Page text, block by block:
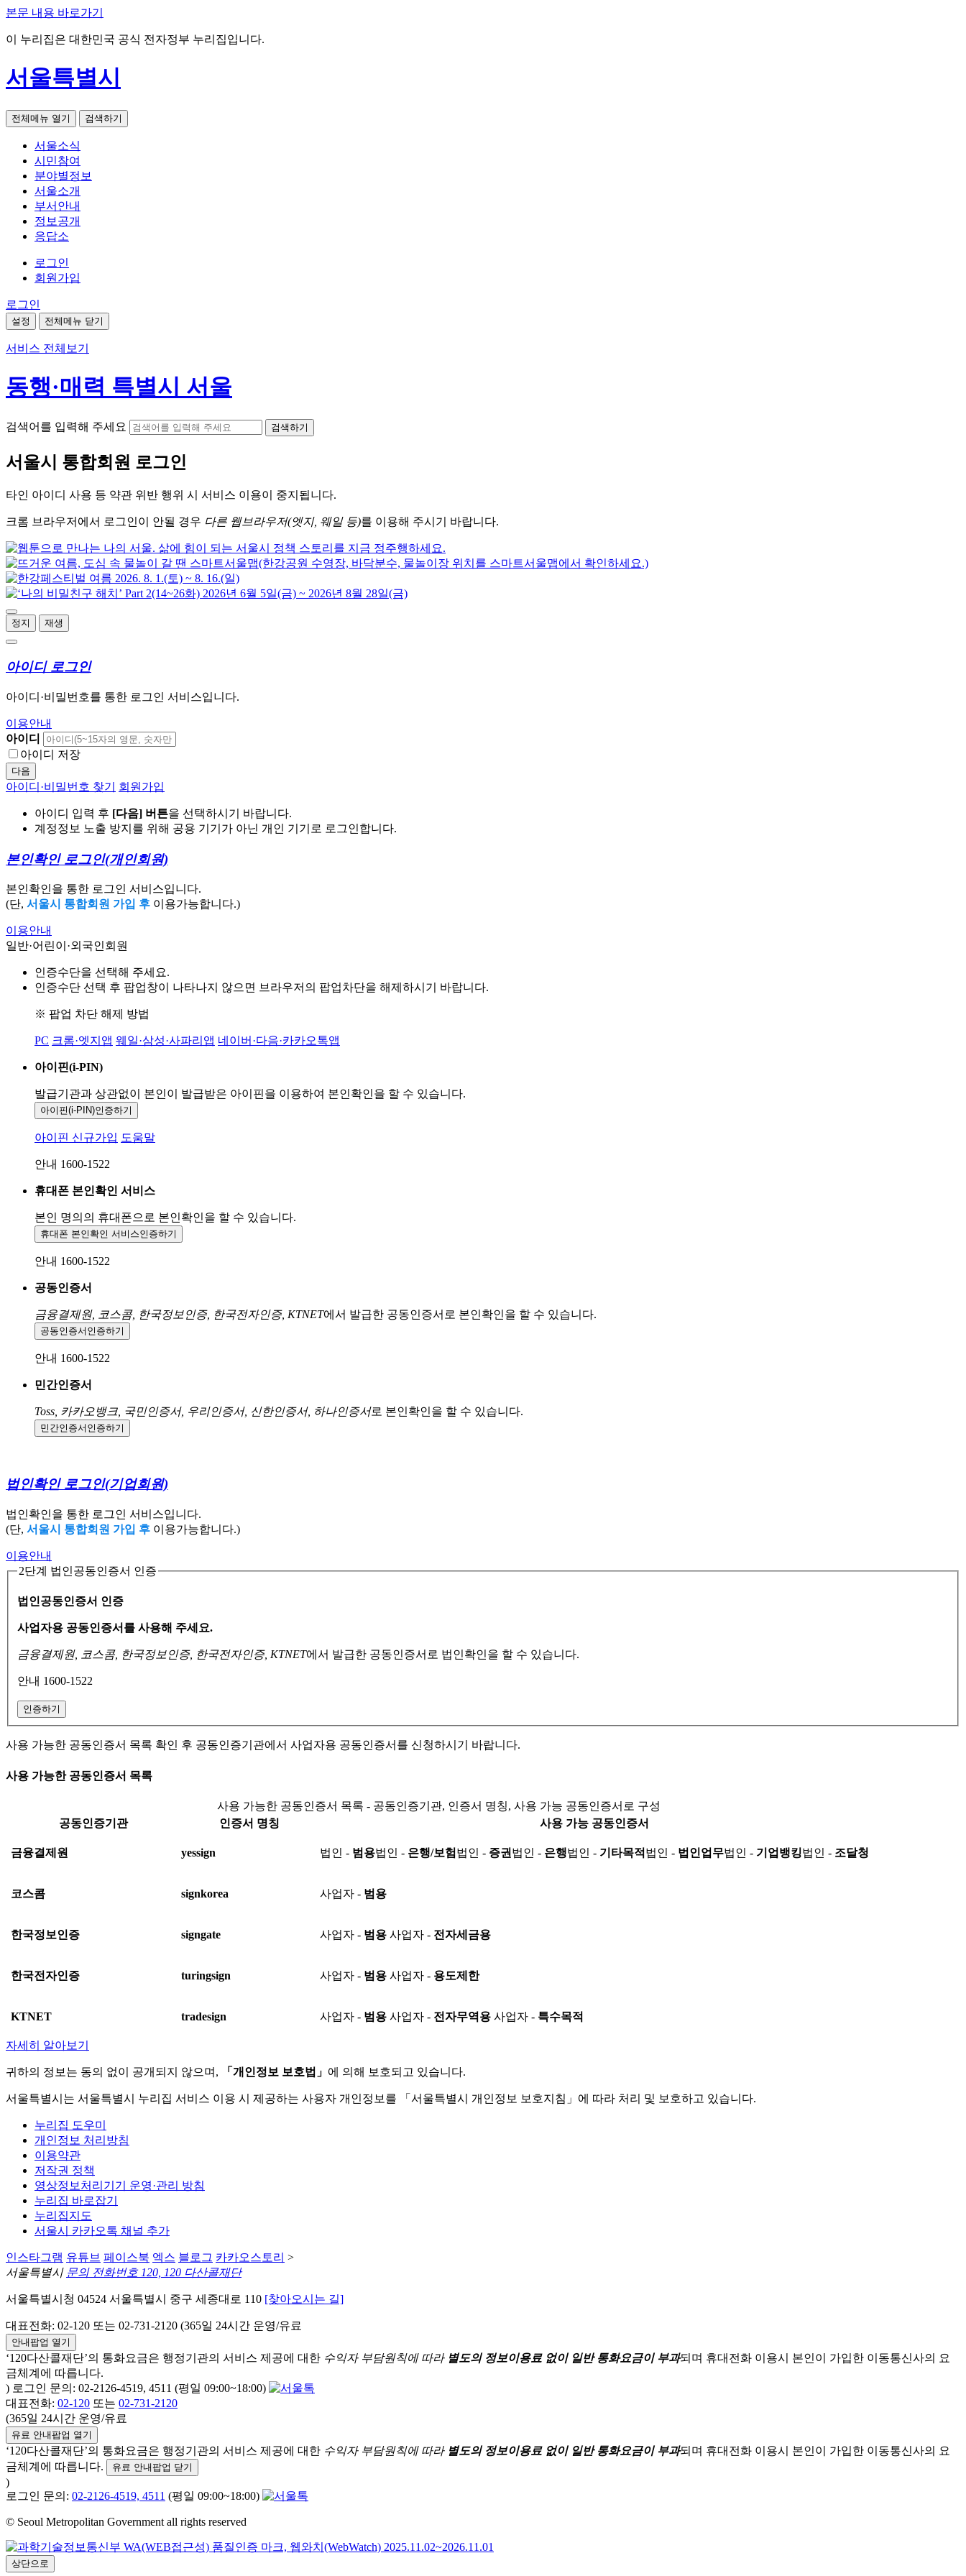
본문 내용 바로가기
이 누리집은 대한민국 공식 전자정부 누리집입니다.
서울특별시
전체메뉴 열기 검색하기
서울소식
시민참여
분야별정보
서울소개
부서안내
정보공개
응답소
로그인
회원가입
로그인
설정 전체메뉴 닫기
서비스 전체보기
동행·매력 특별시 서울
검색어를 입력해 주세요 검색하기
서울시 통합회원 로그인
타인 아이디 사용 등 약관 위반 행위 시 서비스 이용이 중지됩니다.
크롬 브라우저에서 로그인이 안될 경우 다른 웹브라우저(엣지, 웨일 등)를 이용해 주시기 바랍니다.
정지 재생
아이디 로그인
아이디·비밀번호를 통한 로그인 서비스입니다.
이용안내
아이디
아이디 저장
다음
아이디·비밀번호 찾기 회원가입
아이디 입력 후 [다음] 버튼을 선택하시기 바랍니다.
계정정보 노출 방지를 위해 공용 기기가 아닌 개인 기기로 로그인합니다.
본인확인 로그인(개인회원)
본인확인을 통한 로그인 서비스입니다.
(단, 서울시 통합회원 가입 후 이용가능합니다.)
이용안내
일반·어린이·외국인회원
인증수단을 선택해 주세요.
인증수단 선택 후 팝업창이 나타나지 않으면 브라우저의 팝업차단을 해제하시기 바랍니다.
※ 팝업 차단 해제 방법
PC 크롬·엣지앱 웨일·삼성·사파리앱 네이버·다음·카카오톡앱
아이핀(i-PIN)
발급기관과 상관없이 본인이 발급받은 아이핀을 이용하여 본인확인을 할 수 있습니다.
아이핀(i-PIN)인증하기
아이핀 신규가입 도움말
안내 1600-1522
휴대폰 본인확인 서비스
본인 명의의 휴대폰으로 본인확인을 할 수 있습니다.
휴대폰 본인확인 서비스인증하기
안내 1600-1522
공동인증서
금융결제원, 코스콤, 한국정보인증, 한국전자인증, KTNET에서 발급한 공동인증서로 본인확인을 할 수 있습니다.
공동인증서 인증하기
안내 1600-1522
민간인증서
Toss, 카카오뱅크, 국민인증서, 우리인증서, 신한인증서, 하나인증서로 본인확인을 할 수 있습니다.
민간인증서 인증하기
법인확인 로그인(기업회원)
법인확인을 통한 로그인 서비스입니다.
(단, 서울시 통합회원 가입 후 이용가능합니다.)
이용안내
2단계 법인공동인증서 인증
법인공동인증서 인증
사업자용 공동인증서를 사용해 주세요.
금융결제원, 코스콤, 한국정보인증, 한국전자인증, KTNET에서 발급한 공동인증서로 법인확인을 할 수 있습니다.
안내 1600-1522
인증하기
사용 가능한 공동인증서 목록 확인 후 공동인증기관에서 사업자용 공동인증서를 신청하시기 바랍니다.
사용 가능한 공동인증서 목록
사용 가능한 공동인증서 목록 - 공동인증기관, 인증서 명칭, 사용 가능 공동인증서로 구성
공동인증기관
인증서 명칭 사용 가능 공동인증서
금융결제원 yessign 법인 - 범용법인 - 은행/보험 법인 - 증권 법인 - 은행법인 - 기타목적 법인 - 법인업무법인 - 기업뱅킹법인 - 조달청
코스콤 signkorea 사업자 - 범용
한국정보인증 signgate 사업자 - 범용 사업자 - 전자세금용
한국전자인증 turingsign 사업자 - 범용 사업자 - 용도제한
KTNET tradesign 사업자 - 범용 사업자 - 전자무역용 사업자 - 특수목적
자세히 알아보기
귀하의 정보는 동의 없이 공개되지 않으며, 「개인정보 보호법」 에 의해 보호되고 있습니다.
서울특별시는 서울특별시 누리집 서비스 이용 시 제공하는 사용자 개인정보를 「서울특별시 개인정보 보호지침」에 따라 처리 및 보호하고 있습니다.
누리집 도우미
개인정보 처리방침
이용약관
저작권 정책
영상정보처리기기 운영·관리 방침
누리집 바로잡기
누리집지도
서울시 카카오톡 채널 추가
인스타그램 유튜브 페이스북 엑스 블로그 카카오스토리 >
서울특별시 문의 전화번호 120, 120 다산콜재단
서울특별시청 04524 서울특별시 중구 세종대로 110 [찾아오시는 길]
대표전화: 02-120 또는 02-731-2120 (365일 24시간 운영/유료
안내팝업 열기
‘120다산콜재단’의 통화요금은 행정기관의 서비스 제공에 대한 수익자 부담원칙에 따라 별도의 정보이용료 없이 일반 통화요금이 부과되며 휴대전화 이용시 본인이 가입한 이동통신사의 요
금체계에 따릅니다.
) 로그인 문의: 02-2126-4519, 4511 (평일 09:00~18:00)
대표전화: 02-120 또는 02-731-2120
(365일 24시간 운영/유료
유료 안내팝업 열기
‘120다산콜재단’의 통화요금은 행정기관의 서비스 제공에 대한 수익자 부담원칙에 따라 별도의 정보이용료 없이 일반 통화요금이 부과되며 휴대전화 이용시 본인이 가입한 이동통신사의 요
금체계에 따릅니다.
유료 안내팝업 닫기
)
로그인 문의: 02-2126-4519, 4511 (평일 09:00~18:00)
© Seoul Metropolitan Government all rights reserved
상단으로